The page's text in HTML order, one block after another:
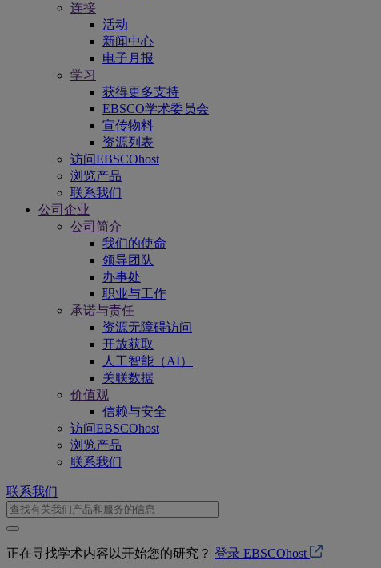
连接
活动
新闻中心
电子月报
学习
获得更多支持
EBSCO学术委员会
宣传物料
资源列表
访问EBSCOhost
浏览产品
联系我们
公司企业
公司简介
我们的使命
领导团队
办事处
职业与工作
承诺与责任
资源无障碍访问
开放获取
人工智能（AI）
关联数据
价值观
信赖与安全
访问EBSCOhost
浏览产品
联系我们
联系我们
正在寻找学术内容以开始您的研究？ 登录 EBSCOhost